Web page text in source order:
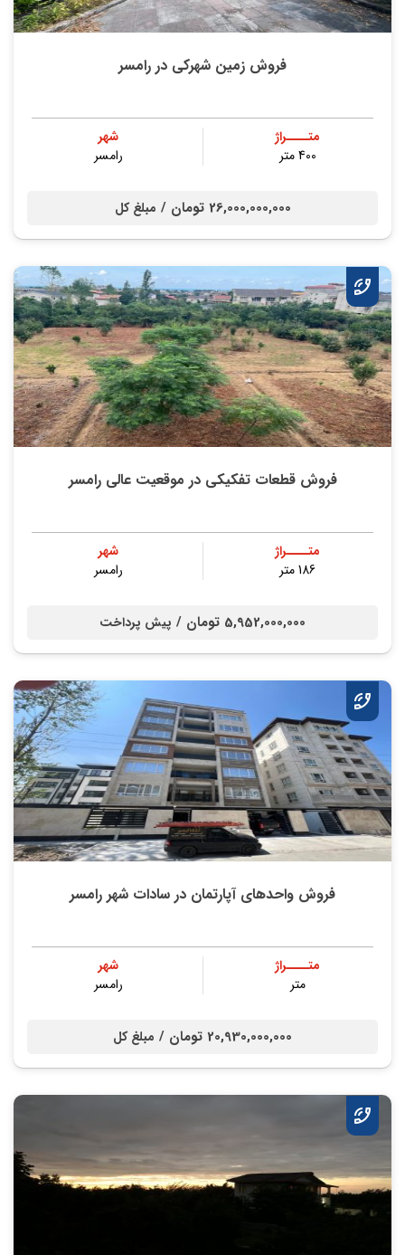
فروش زمین شهرکی در رامسر
متــــراژ
400 متر
شهر
رامسر
26,000,000,000 تومان / مبلغ کل
فروش قطعات تفکیکی در موقعیت عالی رامسر
متــــراژ
186 متر
شهر
رامسر
5,952,000,000 تومان / پیش پرداخت
فروش واحدهای آپارتمان در سادات شهر رامسر
متــــراژ
متر
شهر
رامسر
20,930,000,000 تومان / مبلغ کل